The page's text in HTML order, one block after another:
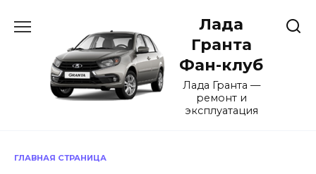
содержанию
Лада
Гранта
Фан-клуб
Лада Гранта —
ремонт и
эксплуатация
ГЛАВНАЯ СТРАНИЦА